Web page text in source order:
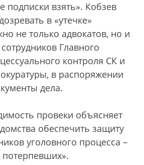
подписки взять». Кобзев
в «утечке»
не только адвокатов, но и
Главного
контроля СК и
в распоряжении
дела.
провеки объясняет
обеспечить защиту
уголовного процесса –